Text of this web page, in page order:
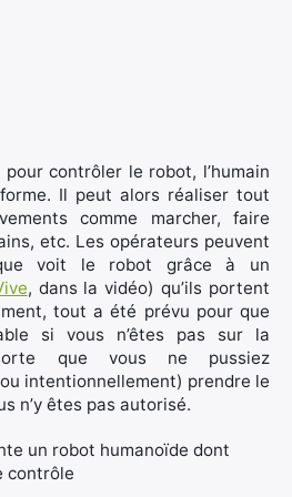
contrôler le robot, l’humain
Il peut alors réaliser tout
comme marcher, faire
etc. Les opérateurs peuvent
voit le robot grâce à un
, dans la vidéo) qu’ils portent
tout a été prévu pour que
si vous n’êtes pas sur la
que vous ne pussiez
intentionnellement) prendre le
n’y êtes pas autorisé.